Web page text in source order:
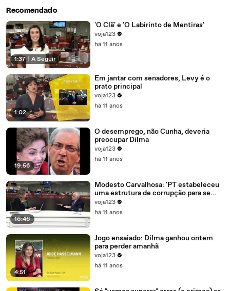
Recomendado
1:37 A Seguir
'O Clã' e 'O Labirinto de Mentiras'
voja123
há 11 anos
1:02
Em jantar com senadores, Levy é o
prato principal
voja123
há 11 anos
19:56
O desemprego, não Cunha, deveria
preocupar Dilma
voja123
há 11 anos
16:46
Modesto Carvalhosa: 'PT estabeleceu
uma estrutura de corrupção para se
manter no poder'
voja123
há 11 anos
4:51
Jogo ensaiado: Dilma ganhou ontem
para perder amanhã
voja123
há 11 anos